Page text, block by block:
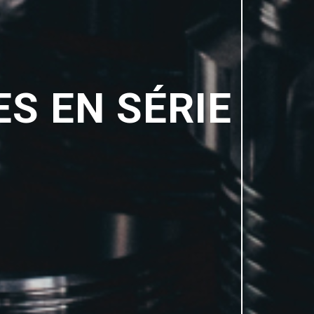
EN SÉRIE